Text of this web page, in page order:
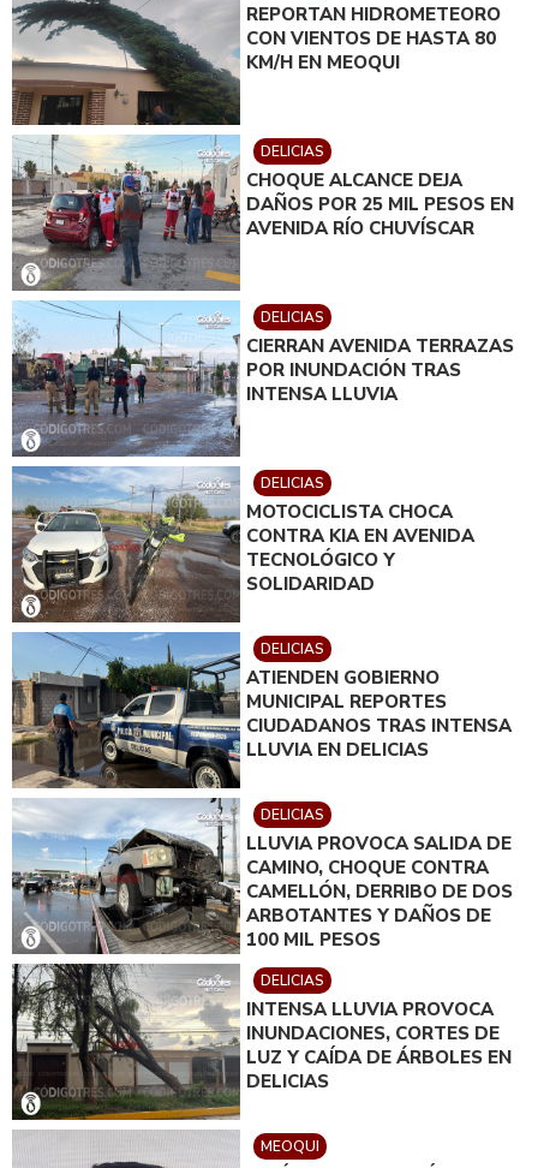
REPORTAN HIDROMETEORO
CON VIENTOS DE HASTA 80
KM/H EN MEOQUI
DELICIAS
CHOQUE ALCANCE DEJA
DAÑOS POR 25 MIL PESOS EN
AVENIDA RÍO CHUVÍSCAR
DELICIAS
CIERRAN AVENIDA TERRAZAS
POR INUNDACIÓN TRAS
INTENSA LLUVIA
DELICIAS
MOTOCICLISTA CHOCA
CONTRA KIA EN AVENIDA
TECNOLÓGICO Y
SOLIDARIDAD
DELICIAS
ATIENDEN GOBIERNO
MUNICIPAL REPORTES
CIUDADANOS TRAS INTENSA
LLUVIA EN DELICIAS
DELICIAS
LLUVIA PROVOCA SALIDA DE
CAMINO, CHOQUE CONTRA
CAMELLÓN, DERRIBO DE DOS
ARBOTANTES Y DAÑOS DE
100 MIL PESOS
DELICIAS
INTENSA LLUVIA PROVOCA
INUNDACIONES, CORTES DE
LUZ Y CAÍDA DE ÁRBOLES EN
DELICIAS
MEOQUI